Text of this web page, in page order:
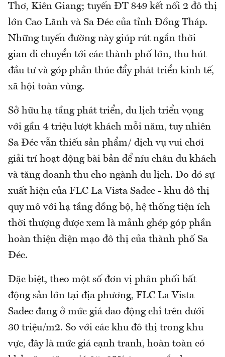
Thơ, Kiên Giang; tuyến ĐT 849 kết nối 2 đô thị
lớn Cao Lãnh và Sa Đéc của tỉnh Đồng Tháp.
Những tuyến đường này giúp rút ngắn thời
gian di chuyển tới các thành phố lớn, thu hút
đầu tư và góp phần thúc đẩy phát triển kinh tế,
xã hội toàn vùng.
Sở hữu hạ tầng phát triển, du lịch triển vọng
với gần 4 triệu lượt khách mỗi năm, tuy nhiên
Sa Đéc vẫn thiếu sản phẩm/ dịch vụ vui chơi
giải trí hoạt động bài bản để níu chân du khách
và tăng doanh thu cho ngành du lịch. Do đó sự
xuất hiện của FLC La Vista Sadec - khu đô thị
quy mô với hạ tầng đồng bộ, hệ thống tiện ích
thời thượng được xem là mảnh ghép góp phần
hoàn thiện diện mạo đô thị của thành phố Sa
Đéc.
Đặc biệt, theo một số đơn vị phân phối bất
động sản lớn tại địa phương, FLC La Vista
Sadec đang ở mức giá dao động chỉ trên dưới
30 triệu/m2. So với các khu đô thị trong khu
vực, đây là mức giá cạnh tranh, hoàn toàn có